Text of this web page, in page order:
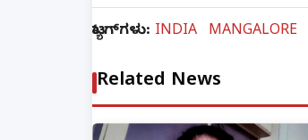
ಟ್ಯಾಗ್‌ಗಳು: INDIA MANGALORE
Related News